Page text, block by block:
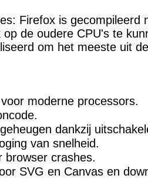
Firefox is gecompileerd
op de oudere CPU's te
om het meeste uit
moderne processors.
dankzij
van snelheid.
browser crashes.
SVG en Canvas en